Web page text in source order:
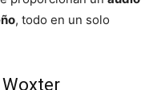
, todo en un solo
Woxter